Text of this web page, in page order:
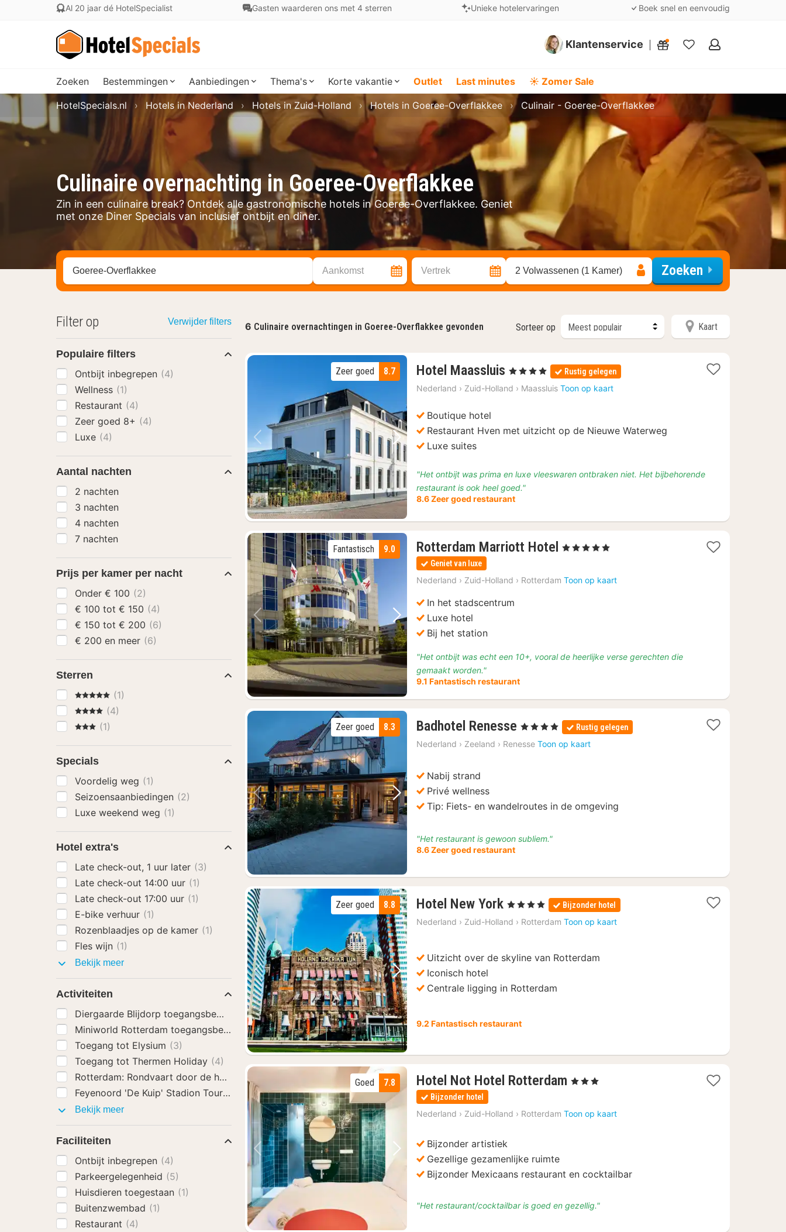
Al 20 jaar dé HotelSpecialist Gasten waarderen ons met 4 sterren Unieke hotelervaringen Boek snel en eenvoudig
Klantenservice
Mijn
Zoeken Bestemmingen Aanbiedingen Thema's Korte vakantie Outlet Last minutes ☀️ Zomer Sale
Culinaire overnachting in Goeree-Overflakkee
Zin in een culinaire break? Ontdek alle gastronomische hotels in Goeree-Overflakkee. Geniet
met onze Diner Specials van inclusief ontbijt en diner.
HotelSpecials.nl Hotels in Nederland Hotels in Zuid-Holland Hotels in Goeree-Overflakkee Culinair - Goeree-Overflakkee
Zoek op hotel, regio of stad Aankomst Vertrek 2 Volwassenen (1 Kamer) Zoeken
6 Culinaire overnachtingen in Goeree-Overflakkee gevonden Sorteer op Kaart
Vorige foto Volgende foto
8.7
Zeer goed Hotel Maassluis 1
nacht
vanaf
139,12
, 4 Sterren Rustig gelegen
Nederland › Zuid-Holland › Maassluis Toon op kaart
Boutique hotel
Restaurant Hven met uitzicht op de Nieuwe Waterweg
Luxe suites
"Het ontbijt was prima en luxe vleeswaren ontbraken niet. Het bijbehorende
restaurant is ook heel goed."
8.6 Zeer goed restaurant
Vorige foto Volgende foto
9.0
Fantastisch Rotterdam Marriott Hotel 1
vanaf
€
, 5 Sterren
Geniet van luxe
Nederland › Zuid-Holland › Rotterdam Toon op kaart
In het stadscentrum
Luxe hotel
Bij het station
"Het ontbijt was echt een 10+, vooral de heerlijke verse gerechten die
gemaakt worden."
9.1 Fantastisch restaurant
Vorige foto Volgende foto
8.3
Zeer goed Badhotel Renesse 1
nacht
vanaf
, 4 Sterren Rustig gelegen
Nederland › Zeeland › Renesse Toon op kaart
Nabij strand
Privé wellness
Tip: Fiets- en wandelroutes in de omgeving
"Het restaurant is gewoon subliem."
8.6 Zeer goed restaurant
Vorige foto Volgende foto
8.8
Zeer goed Hotel New York 1
nacht
vanaf
123,01
, 4 Sterren Bijzonder hotel
Nederland › Zuid-Holland › Rotterdam Toon op kaart
Uitzicht over de skyline van Rotterdam
Iconisch hotel
Centrale ligging in Rotterdam
9.2 Fantastisch restaurant
Vorige foto Volgende foto
7.8
Goed Hotel Not Hotel Rotterdam 1
vanaf
€
, 3 Sterren
Bijzonder hotel
Nederland › Zuid-Holland › Rotterdam Toon op kaart
Bijzonder artistiek
Gezellige gezamenlijke ruimte
Bijzonder Mexicaans restaurant en cocktailbar
"Het restaurant/cocktailbar is goed en gezellig."
Filter op Verwijder filters
Populaire filters
Ontbijt inbegrepen (4)
Wellness (1)
Restaurant (4)
Zeer goed 8+ (4)
Luxe (4)
Aantal nachten
2 nachten
3 nachten
4 nachten
7 nachten
Prijs per kamer per nacht
Onder € 100 (2)
€ 100 tot € 150 (4)
€ 150 tot € 200 (6)
€ 200 en meer (6)
Sterren
5 Sterren(1)
4 Sterren
(4)
3 Sterren
(1)
Specials
Voordelig weg (1)
Seizoensaanbiedingen (2)
Luxe weekend weg (1)
Hotel extra's
Late check-out, 1 uur later (3)
Late check-out 14:00 uur (1)
Late check-out 17:00 uur (1)
E-bike verhuur (1)
Rozenblaadjes op de kamer (1)
Fles wijn (1)
Bekijk meerHotel
Activiteiten
Diergaarde Blijdorp toegangsbewijs
(3)
Miniworld Rotterdam toegangsbewijs
(3)
Toegang tot Elysium (3)
Toegang tot Thermen Holiday (4)
Rotterdam: Rondvaart door de haven
Feyenoord 'De Kuip' Stadion Tour(3)
Bekijk meerActiviteiten
Faciliteiten
Ontbijt inbegrepen (4)
Parkeergelegenheid (5)
Huisdieren toegestaan (1)
Buitenzwembad (1)
Restaurant (4)